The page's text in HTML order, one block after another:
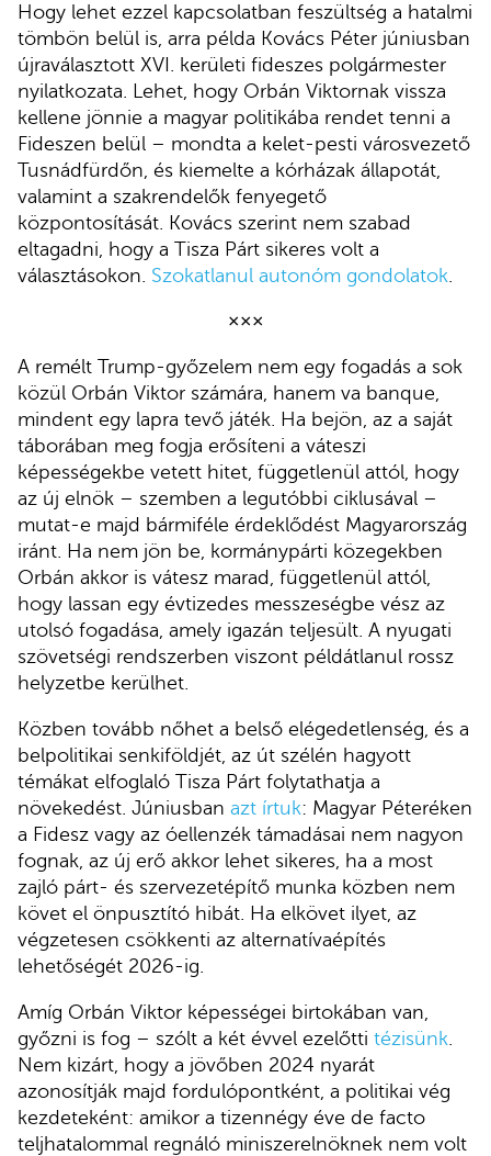
Hogy lehet ezzel kapcsolatban feszültség a hatalmi
tömbön belül is, arra példa Kovács Péter júniusban
újraválasztott XVI. kerületi fideszes polgármester
nyilatkozata. Lehet, hogy Orbán Viktornak vissza
kellene jönnie a magyar politikába rendet tenni a
Fideszen belül – mondta a kelet-pesti városvezető
Tusnádfürdőn, és kiemelte a kórházak állapotát,
valamint a szakrendelők fenyegető
központosítását. Kovács szerint nem szabad
eltagadni, hogy a Tisza Párt sikeres volt a
választásokon. Szokatlanul autonóm gondolatok.
×××
A remélt Trump-győzelem nem egy fogadás a sok
közül Orbán Viktor számára, hanem va banque,
mindent egy lapra tevő játék. Ha bejön, az a saját
táborában meg fogja erősíteni a váteszi
képességekbe vetett hitet, függetlenül attól, hogy
az új elnök – szemben a legutóbbi ciklusával –
mutat-e majd bármiféle érdeklődést Magyarország
iránt. Ha nem jön be, kormánypárti közegekben
Orbán akkor is vátesz marad, függetlenül attól,
hogy lassan egy évtizedes messzeségbe vész az
utolsó fogadása, amely igazán teljesült. A nyugati
szövetségi rendszerben viszont példátlanul rossz
helyzetbe kerülhet.
Közben tovább nőhet a belső elégedetlenség, és a
belpolitikai senkiföldjét, az út szélén hagyott
témákat elfoglaló Tisza Párt folytathatja a
növekedést. Júniusban azt írtuk: Magyar Péteréken
a Fidesz vagy az óellenzék támadásai nem nagyon
fognak, az új erő akkor lehet sikeres, ha a most
zajló párt- és szervezetépítő munka közben nem
követ el önpusztító hibát. Ha elkövet ilyet, az
végzetesen csökkenti az alternatívaépítés
lehetőségét 2026-ig.
Amíg Orbán Viktor képességei birtokában van,
győzni is fog – szólt a két évvel ezelőtti tézisünk
Nem kizárt, hogy a jövőben 2024 nyarát
azonosítják majd fordulópontként, a politikai vég
kezdeteként: amikor a tizennégy éve de facto
teljhatalommal regnáló miniszerelnöknek nem volt